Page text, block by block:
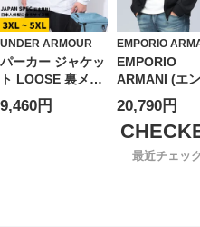
UNDER ARMOUR
パーカー ジャケッ
ト LOOSE 裏メッ
シュ フルジップ
MESH LINER CB
9,460円
EMPORIO
EMPORIO
ARMANI (エ
リオアルマー
裏フリース サ
ライン フルジ
パーカー
20,790円
最近チェッ